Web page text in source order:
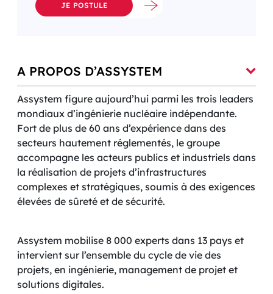
JE POSTULE
A PROPOS D’ASSYSTEM
Assystem figure aujourd’hui parmi les trois leaders
mondiaux d’ingénierie nucléaire indépendante.
Fort de plus de 60 ans d’expérience dans des
secteurs hautement réglementés, le groupe
accompagne les acteurs publics et industriels dans
la réalisation de projets d’infrastructures
complexes et stratégiques, soumis à des exigences
élevées de sûreté et de sécurité.
Assystem mobilise 8 000 experts dans 13 pays et
intervient sur l’ensemble du cycle de vie des
projets, en ingénierie, management de projet et
solutions digitales.